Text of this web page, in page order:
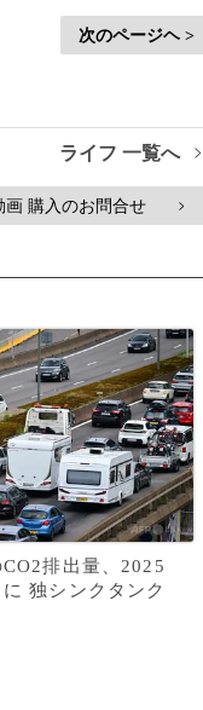
次のページヘ >
ライフ 一覧へ >
画 購入のお問合せ >
排出量、2025
独シンクタンク